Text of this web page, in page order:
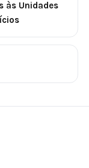
às Unidades